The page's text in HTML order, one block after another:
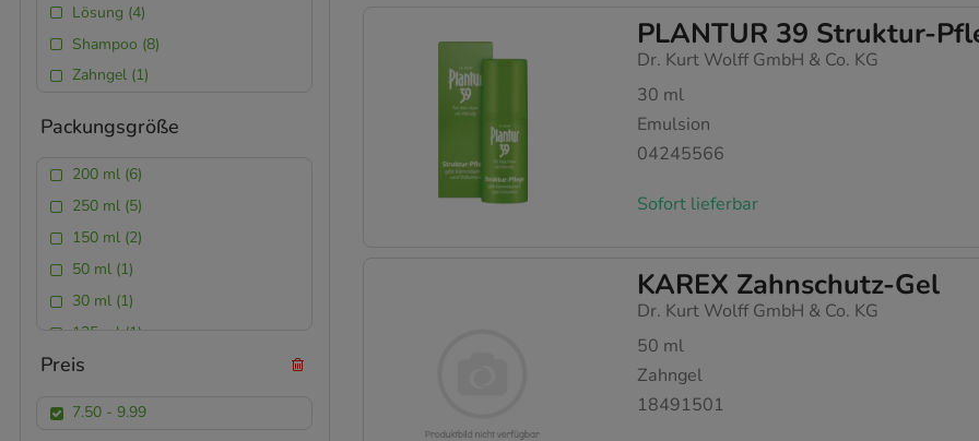
PLANTUR 39 Struktur-
Dr. Kurt Wolff GmbH & Co. KG
30 ml
Emulsion
04245566
Sofort lieferbar
KAREX Zahnschutz-Gel
Dr. Kurt Wolff GmbH & Co. KG
50 ml
Zahngel
18491501
Lösung (4)
Shampoo (8)
Zahngel (1)
Packungsgröße
200 ml (6)
250 ml (5)
150 ml (2)
50 ml (1)
30 ml (1)
125 ml (1)
Preis
7.50 - 9.99